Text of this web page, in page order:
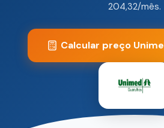
204,32/mês.
Calcular preço